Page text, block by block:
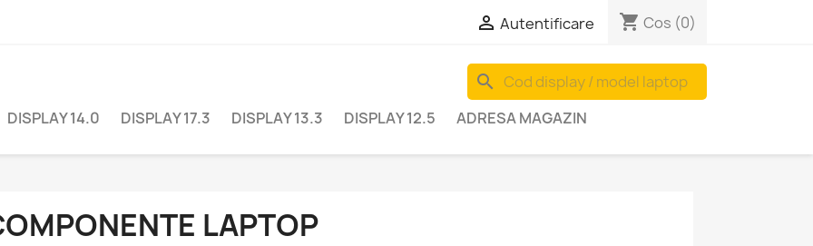
 Autentificare shopping_cart Cos (0)
search
DISPLAY 14.0 DISPLAY 17.3 DISPLAY 13.3 DISPLAY 12.5 ADRESA MAGAZIN
LAPTOP